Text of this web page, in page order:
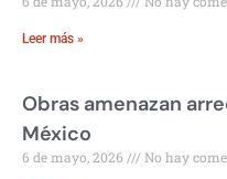
Leer más »
Obras amenazan
México
6 de mayo, 2026 No hay